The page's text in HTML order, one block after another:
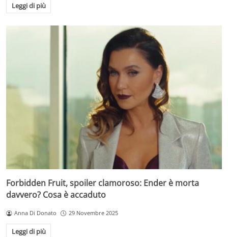
Leggi di più
Forbidden Fruit, spoiler clamoroso: Ender è morta
davvero? Cosa è accaduto
Anna Di Donato 29 Novembre 2025
Leggi di più